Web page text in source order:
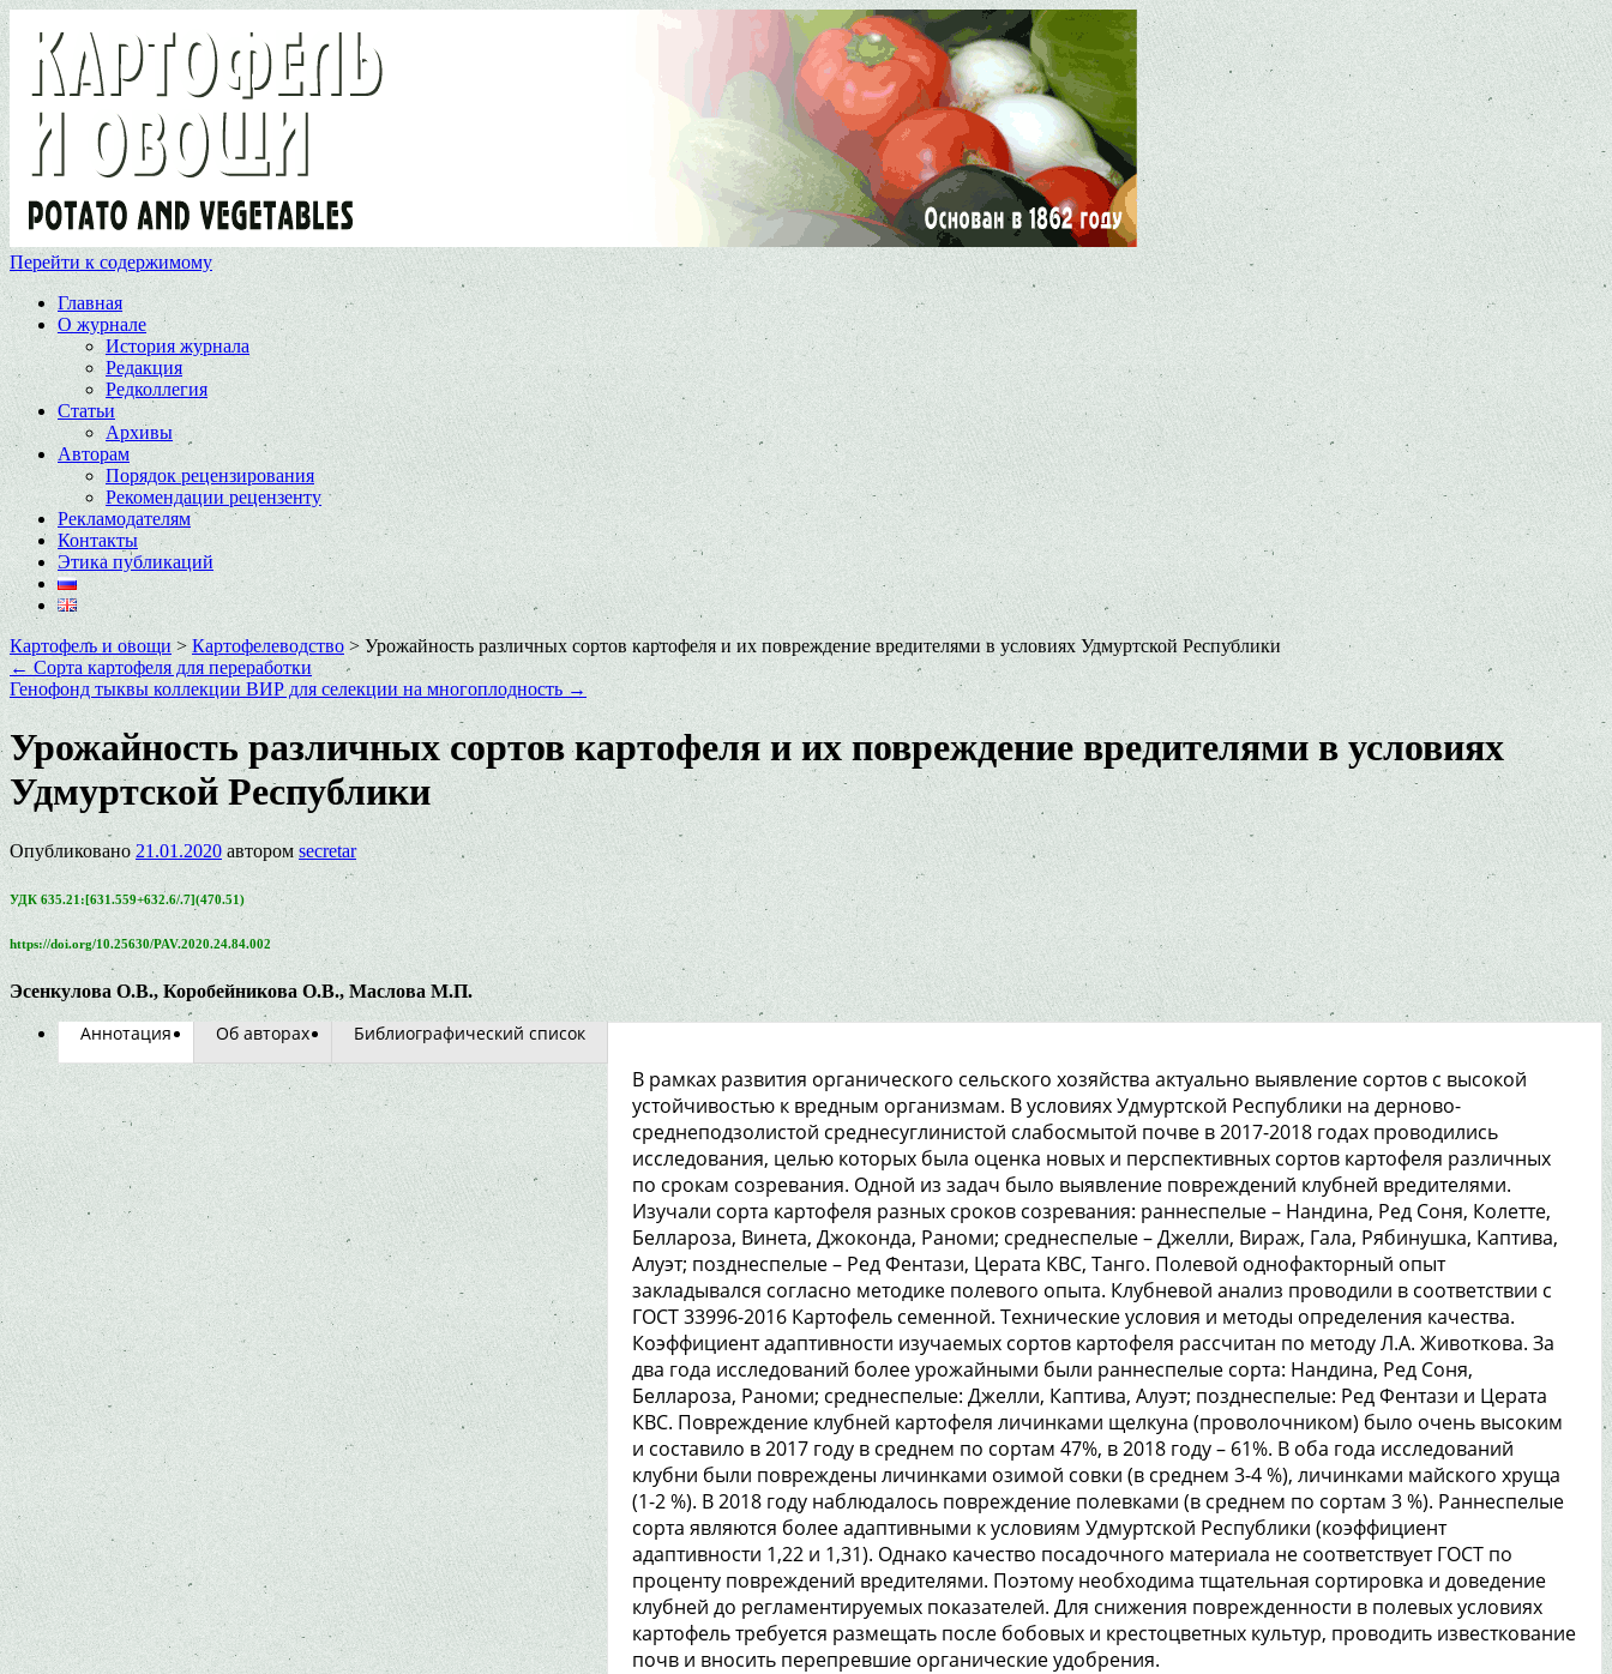
Перейти к содержимому
Главная
О журнале
История журнала
Редакция
Редколлегия
Статьи
Архивы
Авторам
Порядок рецензирования
Рекомендации рецензенту
Рекламодателям
Контакты
Этика публикаций
Картофель и овощи > Картофелеводство >Урожайность различных сортов картофеля и их повреждение вредителями в условиях Удмуртской Республики
← Сорта картофеля для переработки
Генофонд тыквы коллекции ВИР для селекции на многоплодность→
Урожайность различных сортов картофеля и их повреждение вредителями в условиях
Удмуртской Республики
Опубликовано 21.01.2020 автором secretar
УДК 635.21:[631.559+632.6/.7](470.51)
https://doi.org/10.25630/PAV.2020.24.84.002
Эсенкулова О.В., Коробейникова О.В., Маслова М.П.
Аннотация Об авторах Библиографический список
В рамках развития органического сельского хозяйства актуально выявление сортов с высокой
устойчивостью к вредным организмам. В условиях Удмуртской Республики на дерново-
среднеподзолистой среднесуглинистой слабосмытой почве в 2017-2018 годах проводились
исследования, целью которых была оценка новых и перспективных сортов картофеля различных
по срокам созревания. Одной из задач было выявление повреждений клубней вредителями.
Изучали сорта картофеля разных сроков созревания: раннеспелые – Нандина, Ред Соня, Колетте,
Беллароза, Винета, Джоконда, Раноми; среднеспелые – Джелли, Вираж, Гала, Рябинушка, Каптива,
Алуэт; позднеспелые – Ред Фентази, Церата КВС, Танго. Полевой однофакторный опыт
закладывался согласно методике полевого опыта. Клубневой анализ проводили в соответствии с
ГОСТ 33996-2016 Картофель семенной. Технические условия и методы определения качества.
Коэффициент адаптивности изучаемых сортов картофеля рассчитан по методу Л.А. Животкова. За
два года исследований более урожайными были раннеспелые сорта: Нандина, Ред Соня,
Беллароза, Раноми; среднеспелые: Джелли, Каптива, Алуэт; позднеспелые: Ред Фентази и Церата
КВС. Повреждение клубней картофеля личинками щелкуна (проволочником) было очень высоким
и составило в 2017 году в среднем по сортам 47%, в 2018 году – 61%. В оба года исследований
клубни были повреждены личинками озимой совки (в среднем 3-4 %), личинками майского хруща
(1-2 %). В 2018 году наблюдалось повреждение полевками (в среднем по сортам 3 %). Раннеспелые
сорта являются более адаптивными к условиям Удмуртской Республики (коэффициент
адаптивности 1,22 и 1,31). Однако качество посадочного материала не соответствует ГОСТ по
проценту повреждений вредителями. Поэтому необходима тщательная сортировка и доведение
клубней до регламентируемых показателей. Для снижения поврежденности в полевых условиях
картофель требуется размещать после бобовых и крестоцветных культур, проводить известкование
почв и вносить перепревшие органические удобрения.